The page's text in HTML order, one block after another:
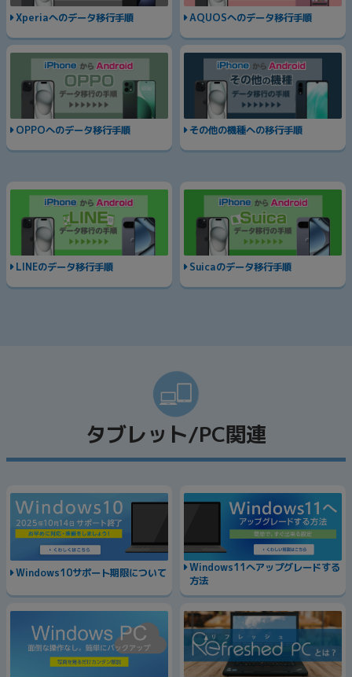
Xperiaへのデータ移行手順 AQUOSへのデータ移行手順
OPPOへのデータ移行手順 その他の機種への移行手順
LINEのデータ移行手順 Suicaのデータ移行手順
タブレット/PC関連
Windows10サポート期限について Windows11へアップグレードする
方法